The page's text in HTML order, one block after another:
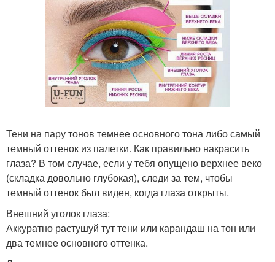
Тени на пару тонов темнее основного тона либо самый
темный оттенок из палетки. Как правильно накрасить
глаза? В том случае, если у тебя опущено верхнее веко
(складка довольно глубокая), следи за тем, чтобы
темный оттенок был виден, когда глаза открыты.
Внешний уголок глаза:
Аккуратно растушуй тут тени или карандаш на тон или
два темнее основного оттенка.